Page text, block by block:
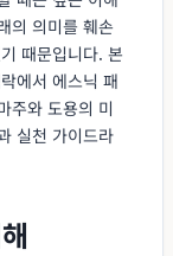
의 의미를 훼손
때문입니다. 본
에서 에스닉 패
주와 도용의 미
실천 가이드라